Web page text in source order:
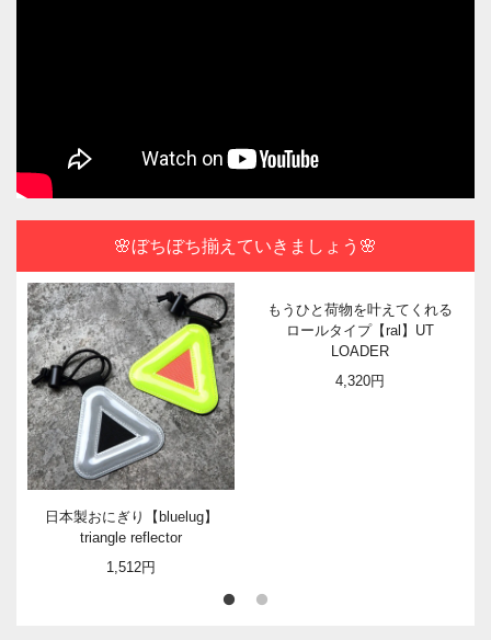
🌸ぼちぼち揃えていきましょう🌸
日本製おにぎり【bluelug】
triangle reflector
1,512円
もうひと荷物を叶えてくれる
ロールタイプ【ral】UT
LOADER
4,320円